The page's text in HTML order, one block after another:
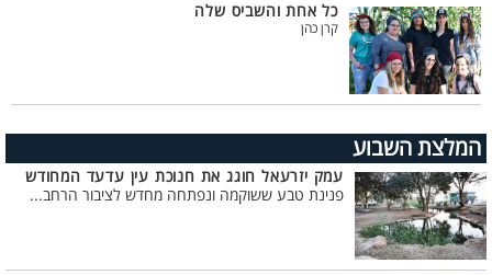
כל אחת והשביס שלה
קרן כהן
המלצת השבוע
עמק יזרעאל חוגג את חנוכת עין עדעד המחודש
פנינת טבע ששוקמה ונפתחה מחדש לציבור הרחב...